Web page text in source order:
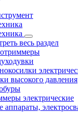
весь раздел
высокого давления
электрические